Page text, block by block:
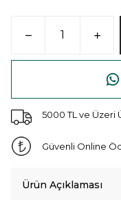
5000 TL ve Üzeri
Güvenli Online
Ürün Açıklaması